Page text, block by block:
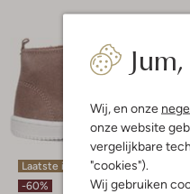
Wij, en onze
onze website
vergelijkbare
"cookies").
Wij gebruiken
Laatste item
-60%